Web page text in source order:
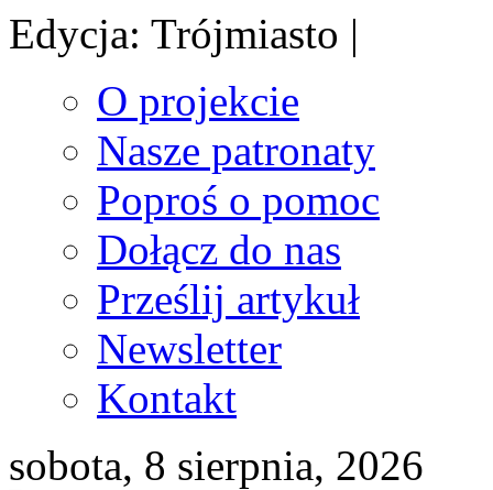
Edycja: Trójmiasto |
O projekcie
Nasze patronaty
Poproś o pomoc
Dołącz do nas
Prześlij artykuł
Newsletter
Kontakt
sobota, 8 sierpnia, 2026